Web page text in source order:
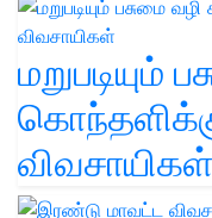
மறுபடியும்
விவசாயிகள்